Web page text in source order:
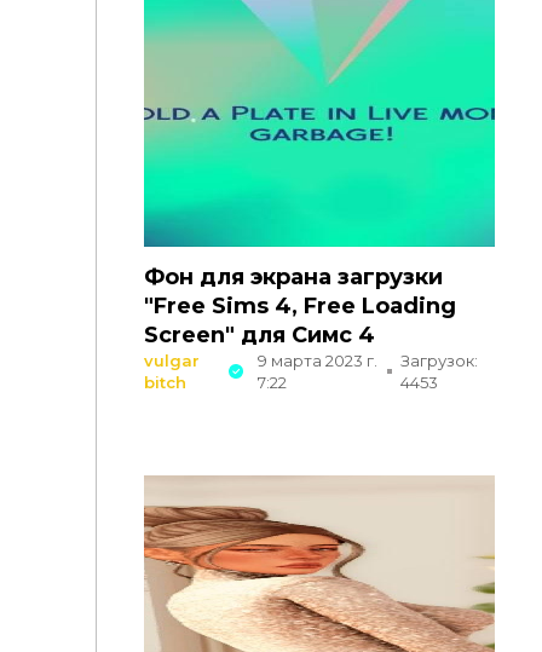
Фон для экрана загрузки
"Free Sims 4, Free Loading
Screen" для Симс 4
vulgar
bitch
9 марта 2023 г.
7:22
Загрузок:
4453